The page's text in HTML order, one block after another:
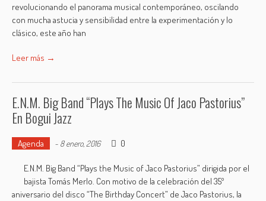
revolucionando el panorama musical contemporáneo, oscilando
con mucha astucia y sensibilidad entre la experimentación y lo
clásico, este año han
Leer más →
E.N.M. Big Band “Plays The Music Of Jaco Pastorius”
En Bogui Jazz
Agenda - 8 enero, 2016 0
E.N.M. Big Band “Plays the Music of Jaco Pastorius” dirigida por el
bajista Tomás Merlo. Con motivo de la celebración del 35º
aniversario del disco “The Birthday Concert” de Jaco Pastorius, la